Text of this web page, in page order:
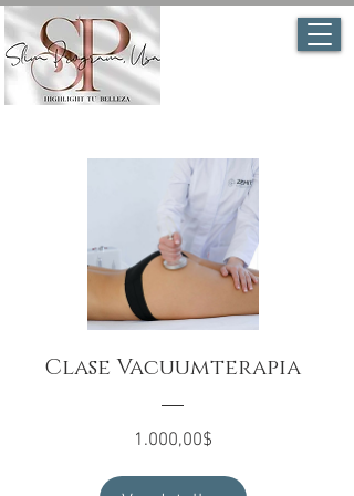
Clase Vacuumterapia
1.000,00$Precio